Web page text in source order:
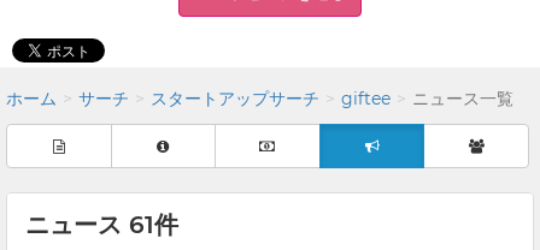
ホーム サーチ スタートアップサーチ giftee ニュース一覧
ニュース 61件